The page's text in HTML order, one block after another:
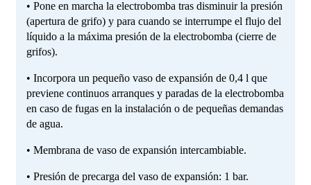
• Pone en marcha la electrobomba tras disminuir la presión
(apertura de grifo) y para cuando se interrumpe el flujo del
líquido a la máxima presión de la electrobomba (cierre de
grifos).
• Incorpora un pequeño vaso de expansión de 0,4 l que
previene continuos arranques y paradas de la electrobomba
en caso de fugas en la instalación o de pequeñas demandas
de agua.
• Membrana de vaso de expansión intercambiable.
• Presión de precarga del vaso de expansión: 1 bar.